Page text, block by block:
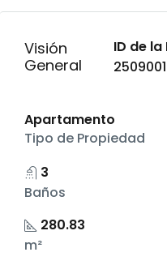
Visión
General
ID de
2509001
Apartamento
Tipo de Propiedad
3
Baños
280.83
m²